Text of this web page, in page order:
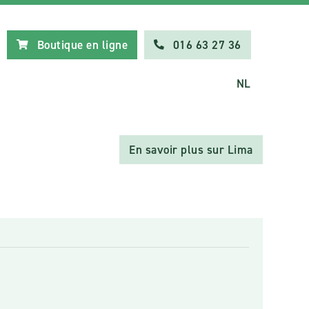
Boutique en ligne 016 63 27 36
NL
En savoir plus sur Lima